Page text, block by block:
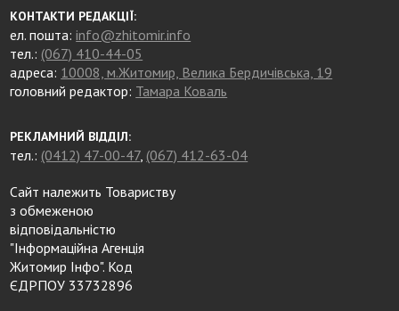
КОНТАКТИ РЕДАКЦІЇ:
ел. пошта:info@zhitomir.info
тел.: (067) 410-44-05
адреса: 10008, м.Житомир, Велика Бердичівська, 19
головний редактор: Тамара Коваль
РЕКЛАМНИЙ ВІДДІЛ:
тел.: (0412) 47-00-47, (067) 412-63-04
Сайт належить Товариству
з обмеженою
відповідальністю
"Інформаційна Агенція
Житомир Інфо". Код
ЄДРПОУ 33732896